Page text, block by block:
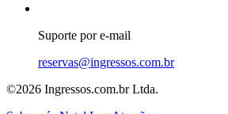
Suporte por e-mail
reservas@ingressos.com.br
©2026 Ingressos.com.br Ltda.